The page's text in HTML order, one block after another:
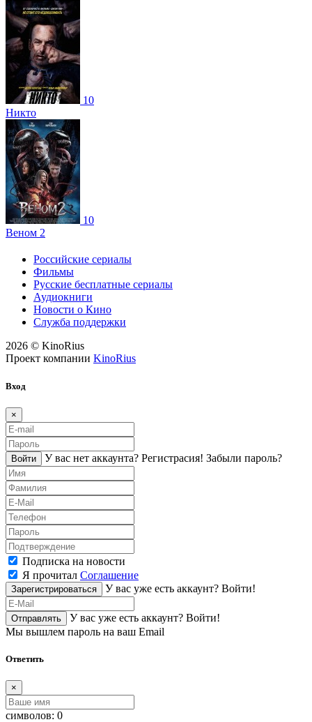
10
Никто
10
Веном 2
Российские сериалы
Фильмы
Русские бесплатные сериалы
Аудиокниги
Новости о Кино
Служба поддержки
2026 © KinoRius
Проект компании KinoRius
Вход
×
Войти У вас нет аккаунта? Регистраcия! Забыли пароль?
Подписка на новости
Я прочитал Соглашение
Зарегистрироваться У вас уже есть аккаунт? Войти!
Отправлять У вас уже есть аккаунт? Войти!
Мы вышлем пароль на ваш Email
Ответить
×
символов: 0